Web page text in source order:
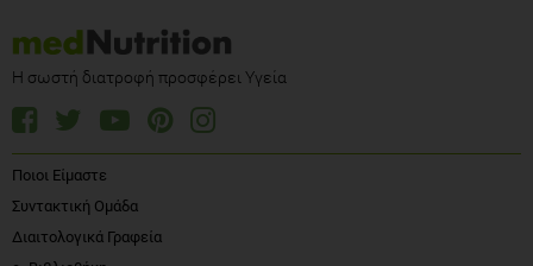
Η σωστή διατροφή προσφέρει Υγεία
Ποιοι Είμαστε
Συντακτική Ομάδα
Διαιτολογικά Γραφεία